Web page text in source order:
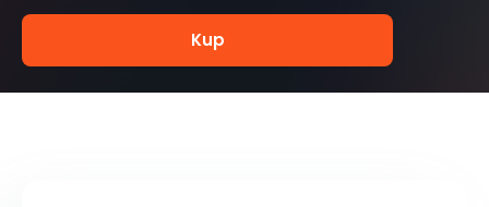
Kup